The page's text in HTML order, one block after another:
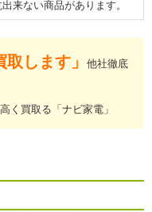
来ない商品があります。
します」
他社徹底
く買取る「ナビ家電」